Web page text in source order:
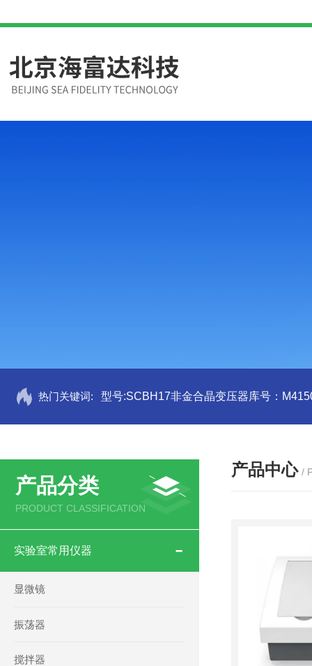
热门关键词: 型号:SCBH17非金合晶变压器库号：
产品分类
PRODUCT CLASSIFICATION
实验室常用仪器
显微镜
振荡器
搅拌器
产品中心 /